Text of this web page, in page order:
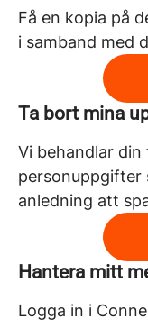
Få en kopia på
i samband med
Ta bort mina
Vi behandlar
personuppgifter
anledning att
Hantera mitt
Logga in i